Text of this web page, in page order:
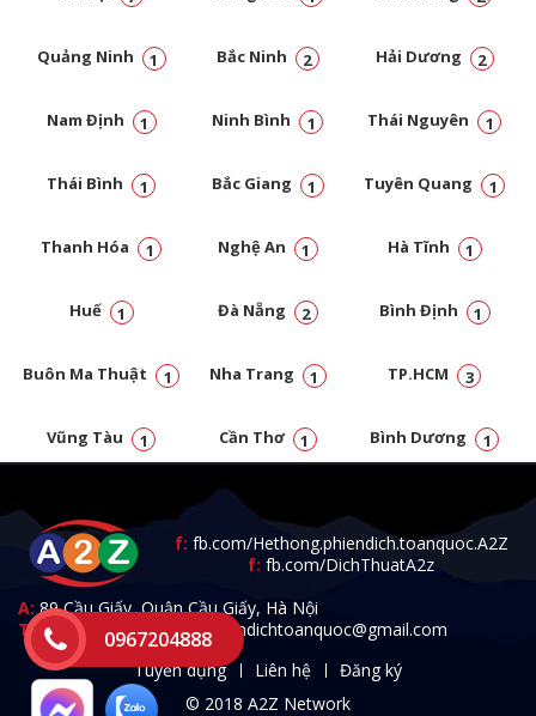
Quảng Ninh 1 Bắc Ninh 2 Hải Dương 2
Nam Định 1 Ninh Bình 1 Thái Nguyên 1
Thái Bình 1 Bắc Giang 1 Tuyên Quang 1
Thanh Hóa 1 Nghệ An 1 Hà Tĩnh 1
Huế 1 Đà Nẵng 2 Bình Định 1
Buôn Ma Thuật 1 Nha Trang 1 TP.HCM 3
Vũng Tàu 1 Cần Thơ 1 Bình Dương 1
f: fb.com/Hethong.phiendich.toanquoc.A2Z
f: fb.com/DichThuatA2z
A:89 Cầu Giấy, Quận Cầu Giấy, Hà Nội
T:0967.204.888 -E: a2zphiendichtoanquoc@gmail.com
Tuyển dụng
Liên hệ
Đăng ký
© 2018 A2Z Network
0967204888